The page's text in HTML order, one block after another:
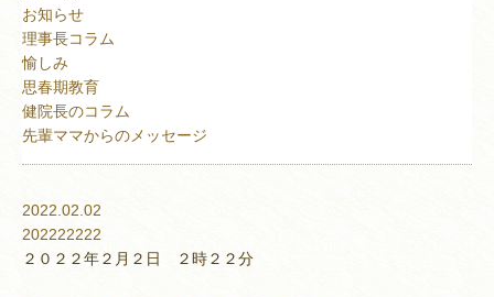
お知らせ
理事長コラム
愉しみ
思春期教育
健院長のコラム
先輩ママからのメッセージ
2022.02.02
202222222
２０２２年２月２日 ２時２２分